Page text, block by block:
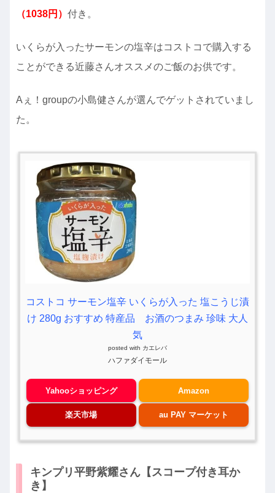
（1038円） 付き。
いくらが入ったサーモンの塩辛はコストコで購入する
ことができる近藤さんオススメのご飯のお供です。
Aぇ！groupの小島健さんが選んでゲットされていまし
た。
コストコ サーモン塩辛 いくらが入った 塩こうじ漬
け 280g おすすめ 特産品 お酒のつまみ 珍味 大人
気
posted with カエレバ
ハファダイモール
Yahooショッピング Amazon
楽天市場 au PAY マーケット
キンプリ平野紫耀さん【スコープ付き耳か
き】